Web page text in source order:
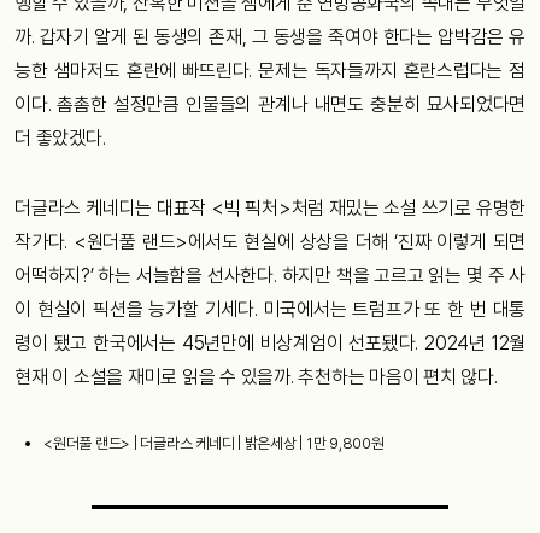
까. 갑자기 알게 된 동생의 존재, 그 동생을 죽여야 한다는 압박감은 유
능한 샘마저도 혼란에 빠뜨린다. 문제는 독자들까지 혼란스럽다는 점
이다. 촘촘한 설정만큼 인물들의 관계나 내면도 충분히 묘사되었다면
더 좋았겠다.
더글라스 케네디는 대표작 <빅 픽처>처럼 재밌는 소설 쓰기로 유명한
작가다. <원더풀 랜드>에서도 현실에 상상을 더해 ‘진짜 이렇게 되면
어떡하지?’ 하는 서늘함을 선사한다. 하지만 책을 고르고 읽는 몇 주 사
이 현실이 픽션을 능가할 기세다. 미국에서는 트럼프가 또 한 번 대통
령이 됐고 한국에서는 45년만에 비상계엄이 선포됐다. 2024년 12월
현재 이 소설을 재미로 읽을 수 있을까. 추천하는 마음이 편치 않다.
<원더풀 랜드> | 더글라스 케네디 | 밝은세상 | 1만 9,800원